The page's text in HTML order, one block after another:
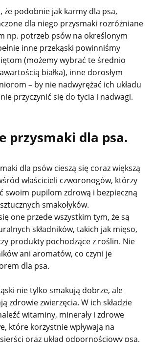
że podobnie jak karmy dla psa,
dla niego przysmaki rozróżniane
np. potrzeb psów na określonym
inne przekąski powinniśmy
(możemy wybrać te średnio
białka), inne dorosłym
– by nie nadwyrężać ich układu
przyczynić się do tycia i nadwagi.
przysmaki dla psa.
dla psów cieszą się coraz większą
właścicieli czworonogów, którzy
swoim pupilom zdrową i bezpieczną
smakołyków.
one przede wszystkim tym, że są
składników, takich jak mięso,
produkty pochodzące z roślin. Nie
ani aromatów, co czyni je
dla psa.
nie tylko smakują dobrze, ale
zdrowie zwierzęcia. W ich składzie
witaminy, minerały i zdrowe
które korzystnie wpływają na
oraz układ odpornościowy psa.